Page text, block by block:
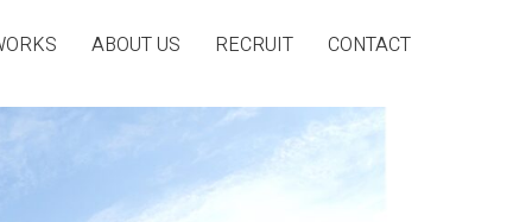
ABOUT US RECRUIT CONTACT